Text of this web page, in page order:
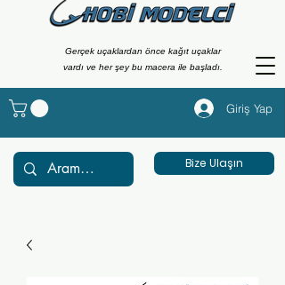
Gerçek uçaklardan önce kağıt uçaklar
vardı ve her şey bu macera ile başladı.
Bize Ulaşın
Giriş Yap